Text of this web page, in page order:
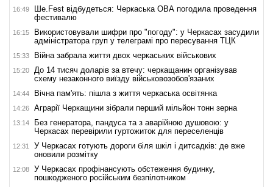
16:49
Ше.Fest відбудеться: Черкаська ОВА погодила проведення
фестивалю
16:15
Використовували шифри про "погоду": у Черкасах засудили
адміністратора груп у телеграмі про пересування ТЦК
15:33 Війна забрала життя двох черкаських військових
15:20
До 14 тисяч доларів за втечу: черкащанин організував
схему незаконного виїзду військовозобов'язаних
14:44 Вічна пам'ять: пішла з життя черкаська освітянка
14:26 Аграрії Черкащини зібрали перший мільйон тонн зерна
13:14
Без генератора, пандуса та з аварійною душовою: у
Черкасах перевірили гуртожиток для переселенців
12:31
У Черкасах готують дороги біля шкіл і дитсадків: де вже
оновили розмітку
12:08
У Черкасах профінансують обстеження будинку,
пошкодженого російським безпілотником